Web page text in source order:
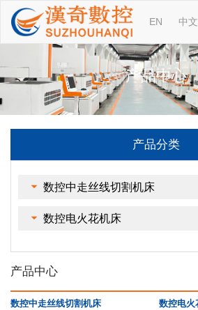
EN 中文
产品中心
产品分类
数控中走丝线切割机床
数控电火花机床
产品中心
数控中走丝线切割机床 数控电火